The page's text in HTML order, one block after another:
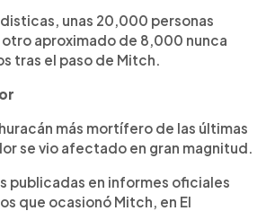
unas 20,000 personas
aproximado de 8,000 nunca
tras el paso de Mitch.
más mortífero de las últimas
se vio afectado en gran magnitud.
publicadas en informes oficiales
que ocasionó Mitch, en El